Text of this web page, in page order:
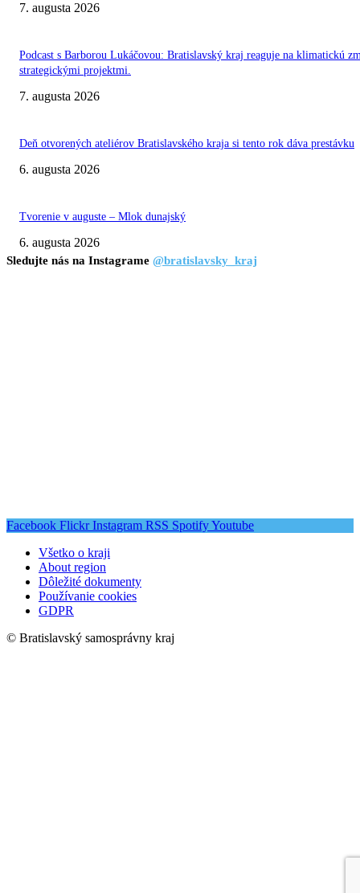
7. augusta 2026
Podcast s Barborou Lukáčovou: Bratislavský kraj reaguje na klimatickú
strategickými projektmi.
7. augusta 2026
Deň otvorených ateliérov Bratislavského kraja si tento rok dáva prestávku
6. augusta 2026
Tvorenie v auguste – Mlok dunajský
6. augusta 2026
Sledujte nás na Instagrame @bratislavsky_kraj
Facebook Flickr Instagram RSS SpotifyYoutube
Všetko o kraji
About region
Dôležité dokumenty
Používanie cookies
GDPR
© Bratislavský samosprávny kraj